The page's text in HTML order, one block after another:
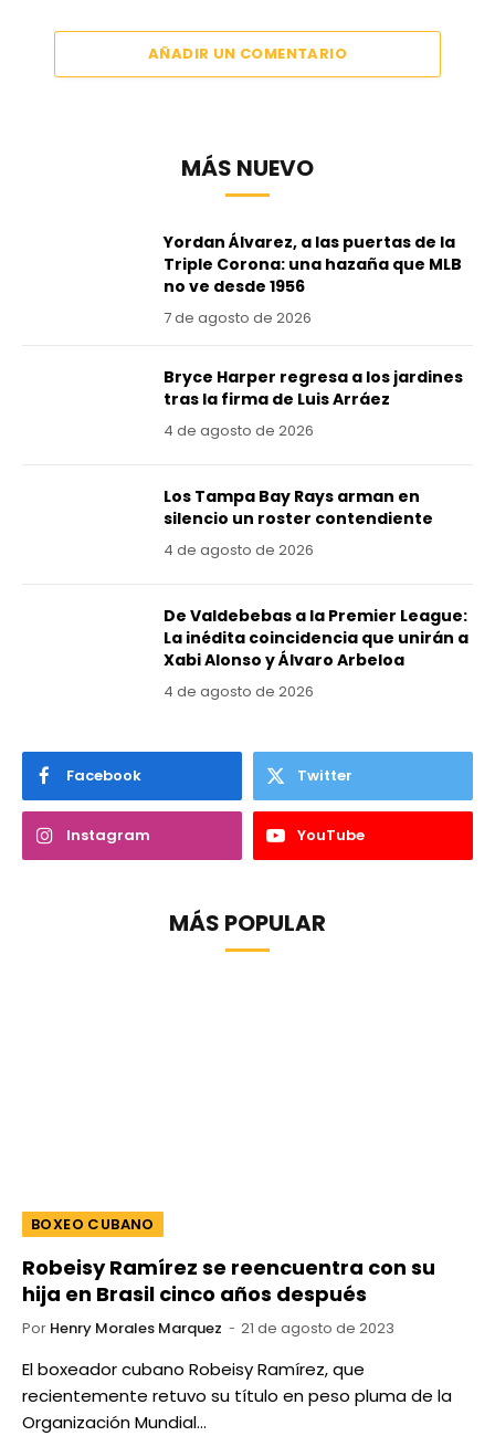
AÑADIR UN COMENTARIO
MÁS NUEVO
Yordan Álvarez, a las puertas de la
Triple Corona: una hazaña que MLB
no ve desde 1956
7 de agosto de 2026
Bryce Harper regresa a los jardines
tras la firma de Luis Arráez
4 de agosto de 2026
Los Tampa Bay Rays arman en
silencio un roster contendiente
4 de agosto de 2026
De Valdebebas a la Premier League:
La inédita coincidencia que unirán a
Xabi Alonso y Álvaro Arbeloa
4 de agosto de 2026
Facebook Twitter
Instagram YouTube
MÁS POPULAR
BOXEO CUBANO
Robeisy Ramírez se reencuentra con su
hija en Brasil cinco años después
Por Henry Morales Marquez 21 de agosto de 2023
El boxeador cubano Robeisy Ramírez, que
recientemente retuvo su título en peso pluma de la
Organización Mundial…